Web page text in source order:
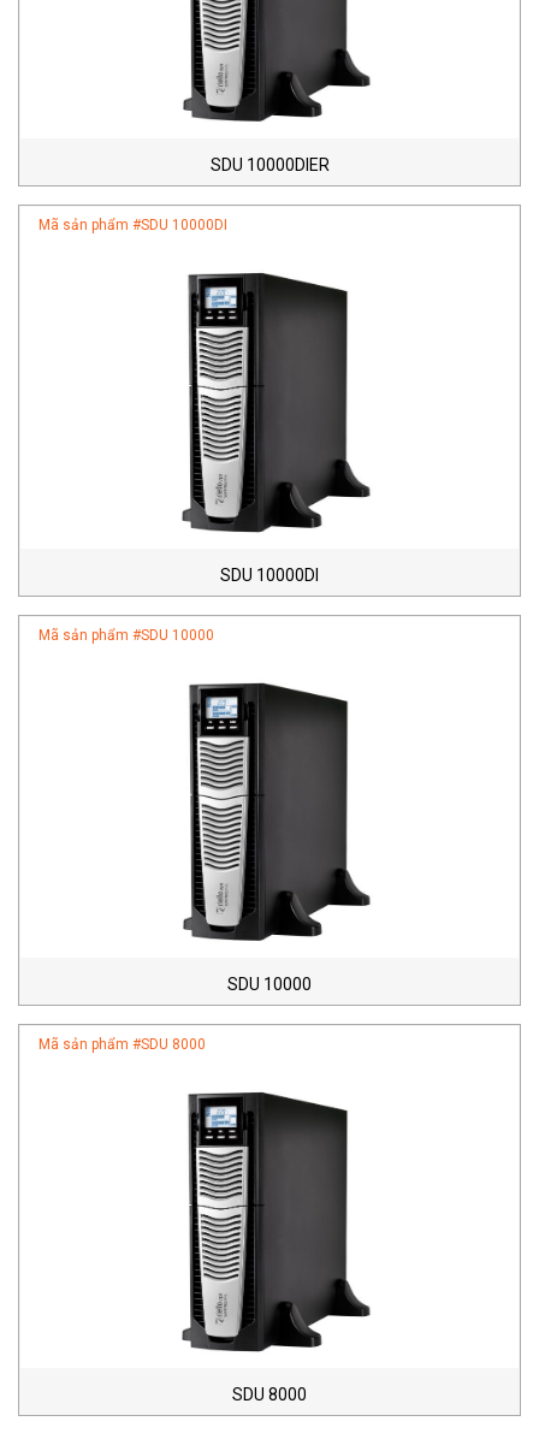
SDU 10000DIER
Mã sản phẩm #SDU 10000DI
SDU 10000DI
Mã sản phẩm #SDU 10000
SDU 10000
Mã sản phẩm #SDU 8000
SDU 8000